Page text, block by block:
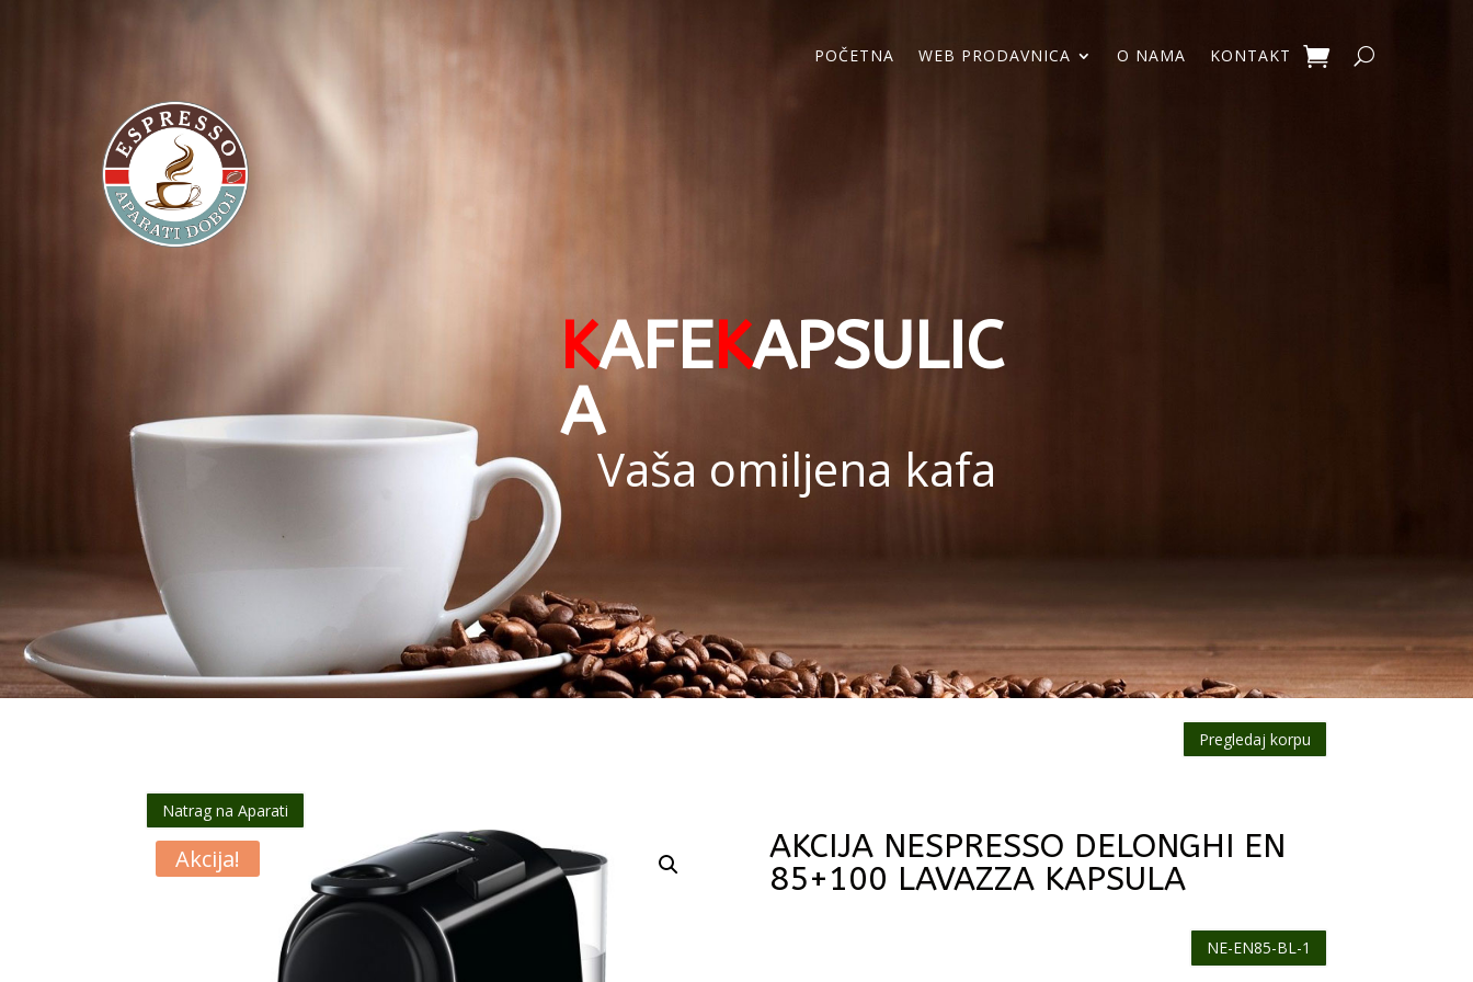
KAFEKAPSULIC
A
Vaša omiljena kafa
POČETNA WEB PRODAVNICA O NAMA KONTAKT
Pregledaj korpu
Natrag na Aparati
Akcija!
AKCIJA NESPRESSO DELONGHI EN
85+100 LAVAZZA KAPSULA
NE-EN85-BL-1